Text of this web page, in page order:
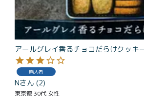
アールグレイ香るチョコだらけクッキ
購入者
N 2
東京都30代 女性